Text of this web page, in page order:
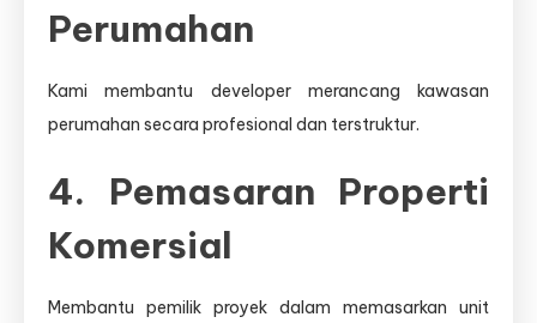
Perumahan
Kami membantu developer merancang kawasan
perumahan secara profesional dan terstruktur.
4. Pemasaran Properti
Komersial
Membantu pemilik proyek dalam memasarkan unit